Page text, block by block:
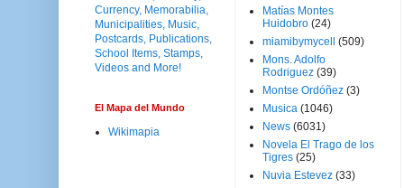
El Mapa del Mundo
Wikimapia
Matías Montes
Huidobro (24)
miamibymycell
(509)
Mons. Adolfo
Rodriguez (39)
Montse Ordóñez (3)
Musica (1046)
News (6031)
Novela El Trago de los
Tigres (25)
Nuvia Estevez (33)